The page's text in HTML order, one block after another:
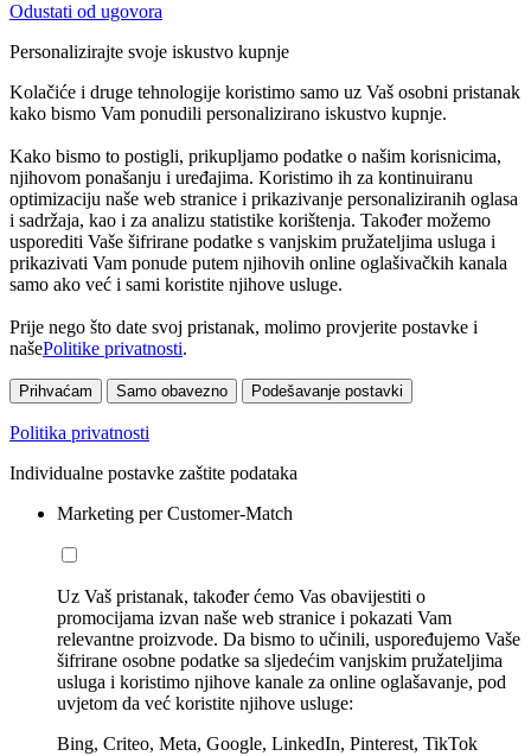
Odustati od ugovora
Personalizirajte svoje iskustvo kupnje
Kolačiće i druge tehnologije koristimo samo uz Vaš osobni pristanak
kako bismo Vam ponudili personalizirano iskustvo kupnje.
Kako bismo to postigli, prikupljamo podatke o našim korisnicima,
njihovom ponašanju i uređajima. Koristimo ih za kontinuiranu
optimizaciju naše web stranice i prikazivanje personaliziranih oglasa
i sadržaja, kao i za analizu statistike korištenja. Također možemo
usporediti Vaše šifrirane podatke s vanjskim pružateljima usluga i
prikazivati Vam ponude putem njihovih online oglašivačkih kanala
samo ako već i sami koristite njihove usluge.
Prije nego što date svoj pristanak, molimo provjerite postavke i
našePolitike privatnosti.
Prihvaćam Samo obavezno Podešavanje postavki
Politika privatnosti
Individualne postavke zaštite podataka
Marketing per Customer-Match
Uz Vaš pristanak, također ćemo Vas obavijestiti o
promocijama izvan naše web stranice i pokazati Vam
relevantne proizvode. Da bismo to učinili, uspoređujemo Vaše
šifrirane osobne podatke sa sljedećim vanjskim pružateljima
usluga i koristimo njihove kanale za online oglašavanje, pod
uvjetom da već koristite njihove usluge:
Bing, Criteo, Meta, Google, LinkedIn, Pinterest, TikTok